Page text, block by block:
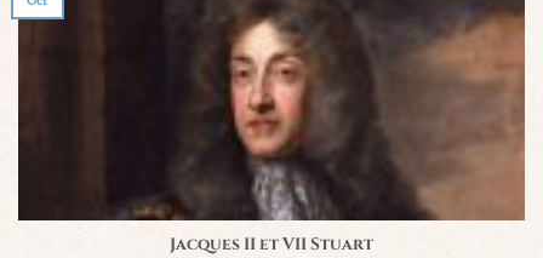
Jacques II et VII Stuart